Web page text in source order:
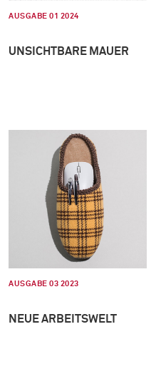
AUSGABE 01 2024
UNSICHTBARE MAUER
AUSGABE 03 2023
NEUE ARBEITSWELT